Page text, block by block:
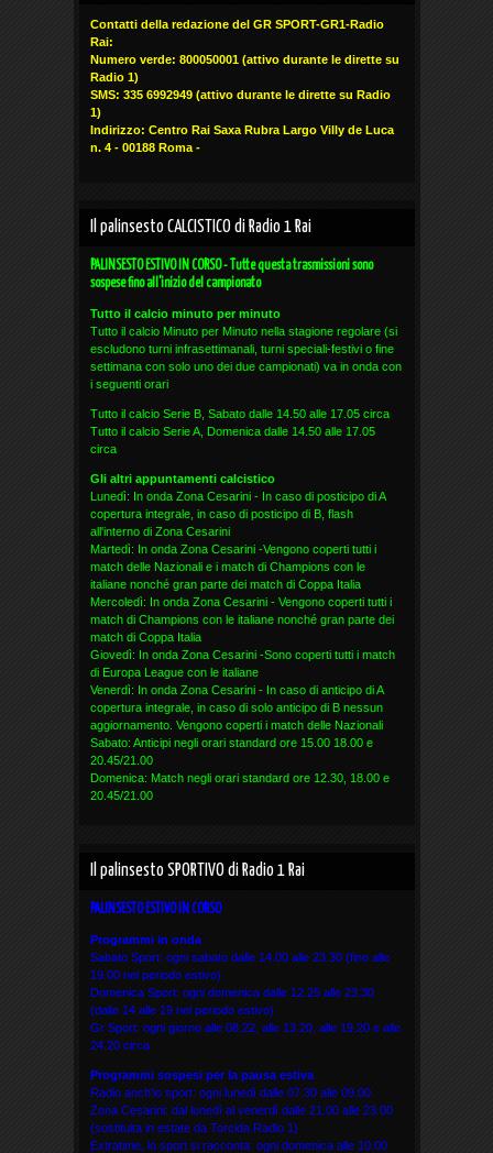
Contatti della redazione del GR SPORT-GR1-Radio
Rai:
Numero verde: 800050001 (attivo durante le dirette su
Radio 1)
SMS: 335 6992949 (attivo durante le dirette su Radio
1)
Indirizzo: Centro Rai Saxa Rubra Largo Villy de Luca
n. 4 - 00188 Roma -
Il palinsesto CALCISTICO di Radio 1 Rai
PALINSESTO ESTIVO IN CORSO - Tutte questa trasmissioni sono
sospese fino all'inizio del campionato
Tutto il calcio minuto per minuto
Tutto il calcio Minuto per Minuto nella stagione regolare (si
escludono turni infrasettimanali, turni speciali-festivi o fine
settimana con solo uno dei due campionati) va in onda con
i seguenti orari
Tutto il calcio Serie B, Sabato dalle 14.50 alle 17.05 circa
Tutto il calcio Serie A, Domenica dalle 14.50 alle 17.05
circa
Gli altri appuntamenti calcistico
Lunedì: In onda Zona Cesarini - In caso di posticipo di A
copertura integrale, in caso di posticipo di B, flash
all'interno di Zona Cesarini
Martedì: In onda Zona Cesarini -Vengono coperti tutti i
match delle Nazionali e i match di Champions con le
italiane nonché gran parte dei match di Coppa Italia
Mercoledì: In onda Zona Cesarini - Vengono coperti tutti i
match di Champions con le italiane nonché gran parte dei
match di Coppa Italia
Giovedì: In onda Zona Cesarini -Sono coperti tutti i match
di Europa League con le italiane
Venerdì: In onda Zona Cesarini - In caso di anticipo di A
copertura integrale, in caso di solo anticipo di B nessun
aggiornamento. Vengono coperti i match delle Nazionali
Sabato: Anticipi negli orari standard ore 15.00 18.00 e
20.45/21.00
Domenica: Match negli orari standard ore 12.30, 18.00 e
20.45/21.00
Il palinsesto SPORTIVO di Radio 1 Rai
PALINSESTO ESTIVO IN CORSO
Programmi in onda
Sabato Sport: ogni sabato dalle 14.00 alle 23.30 (fino alle
19.00 nel periodo estivo)
Domenica Sport: ogni domenica dalle 12.25 alle 23.30
(dalle 14 alle 19 nel periodo estivo)
Gr Sport: ogni giorno alle 08.22, alle 13.20, alle 19.20 e alle
24.20 circa
Programmi sospesi per la pausa estiva
Radio anch'io sport: ogni lunedì dalle 07.30 alle 09.00
Zona Cesarini: dal lunedì al venerdì dalle 21.00 alle 23.00
(sostituita in estate da Torcida Radio 1)
Extratime, lo sport si racconta: ogni domenica alle 10.00